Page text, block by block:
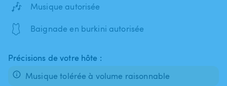
🎶 Musique autorisée
🩱 Baignade en burkini autorisée
Précisions de votre hôte :
Musique tolérée à volume raisonnable